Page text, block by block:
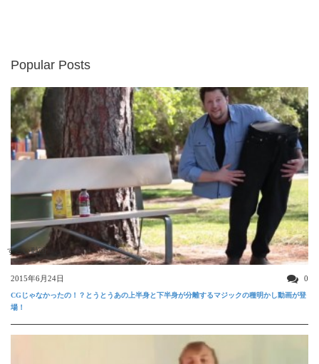
Popular Posts
すごい動画
2015年6月24日 0
CGじゃなかったの！？とうとうあの上半身と下半身が分離するマジックの種明かし動画が登
場！